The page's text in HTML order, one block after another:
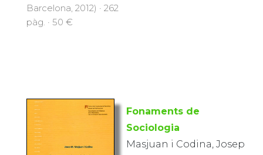
Barcelona, 2012) · 262
pàg. · 50 €
Fonaments de
Sociologia
Masjuan i Codina, Josep